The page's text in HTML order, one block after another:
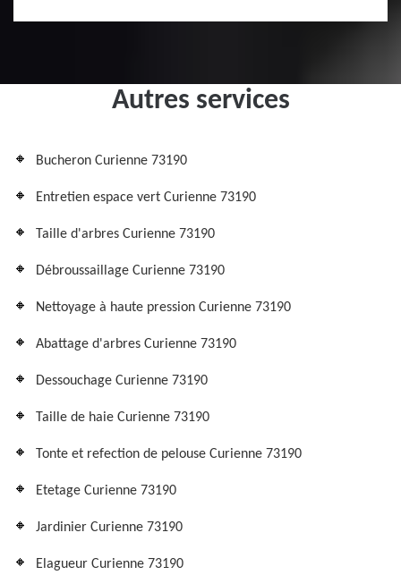
Autres services
Bucheron Curienne 73190
Entretien espace vert Curienne 73190
Taille d'arbres Curienne 73190
Débroussaillage Curienne 73190
Nettoyage à haute pression Curienne 73190
Abattage d'arbres Curienne 73190
Dessouchage Curienne 73190
Taille de haie Curienne 73190
Tonte et refection de pelouse Curienne 73190
Etetage Curienne 73190
Jardinier Curienne 73190
Elagueur Curienne 73190